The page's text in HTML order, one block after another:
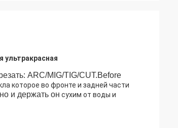
ультракрасная
ARC/MIG/TIG/CUT.Before
которое во фронте и задней части
и держать он сухим от воды и